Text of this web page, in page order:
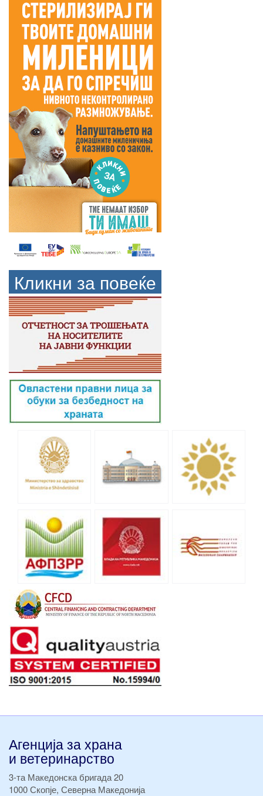
Кликни за повеќе
Агенција за храна
и ветеринарство
3-та Македонска бригада 20
1000 Скопје, Северна Македонија